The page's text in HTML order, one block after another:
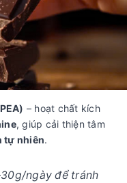
– hoạt chất kích
, giúp cải thiện tâm
tự nhiên.
ngày để tránh